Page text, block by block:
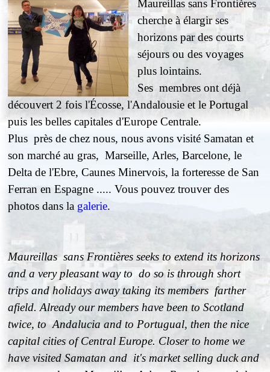
Maureillas sans Frontières
cherche à élargir ses
horizons par des courts
séjours ou des voyages
plus lointains.
Ses membres ont déjà
découvert 2 fois l'Écosse, l'Andalousie et le Portugal
puis les belles capitales d'Europe Centrale.
Plus près de chez nous, nous avons visité Samatan et
son marché au gras, Marseille, Arles, Barcelone, le
Delta de l'Ebre, Caunes Minervois, la forteresse de San
Ferran en Espagne ..... Vous pouvez trouver des
photos dans la galerie.
Maureillas sans Frontières seeks to extend its horizons
and a very pleasant way to do so is through short
trips and holidays away taking its members farther
afield. Already our members have been to Scotland
twice, to Andalucia and to Portugual, then the nice
capital cities of Central Europe. Closer to home we
have visited Samatan and it's market selling duck and